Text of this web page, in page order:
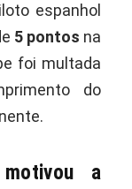
espanhol
5 pontos na
foi multada
do
a